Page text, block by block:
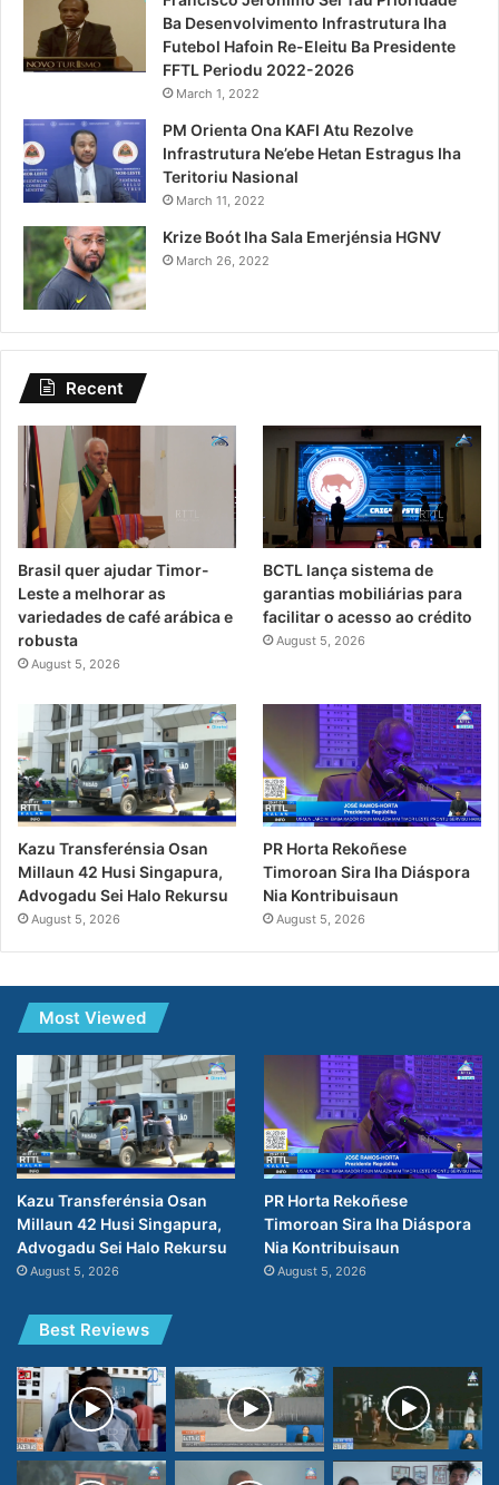
Ba Desenvolvimento Infrastrutura Iha
Futebol Hafoin Re-Eleitu Ba Presidente
FFTL Periodu 2022-2026
March 1, 2022
PM Orienta Ona KAFI Atu Rezolve
Infrastrutura Ne’ebe Hetan Estragus Iha
Teritoriu Nasional
March 11, 2022
Krize Boót Iha Sala Emerjénsia HGNV
March 26, 2022
Recent
Brasil quer ajudar Timor-
Leste a melhorar as
variedades de café arábica e
robusta
August 5, 2026
BCTL lança sistema de
garantias mobiliárias para
facilitar o acesso ao crédito
August 5, 2026
Kazu Transferénsia Osan
Millaun 42 Husi Singapura,
Advogadu Sei Halo Rekursu
August 5, 2026
PR Horta Rekoñese
Timoroan Sira Iha Diáspora
Nia Kontribuisaun
August 5, 2026
Most Viewed
Kazu Transferénsia Osan
Millaun 42 Husi Singapura,
Advogadu Sei Halo Rekursu
August 5, 2026
PR Horta Rekoñese
Timoroan Sira Iha Diáspora
Nia Kontribuisaun
August 5, 2026
Best Reviews